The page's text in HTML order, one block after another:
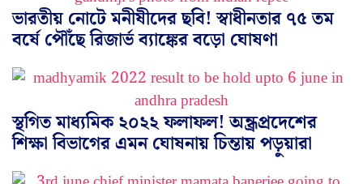
ভারতীয় নোটে মনীষীদের ছবি! স্বাধীনতার ৭৫ তম
বর্ষে পৌঁছে রিজার্ভ ব্যাঙ্কের বড়ো ঘোষণা
স্থগিত মাধ্যমিক ২০২২ ফলাফল! অন্ধ্রপ্রদেশের
শিক্ষা বিভাগের এমন ঘোষনায় চিন্তায় পড়ুয়ারা